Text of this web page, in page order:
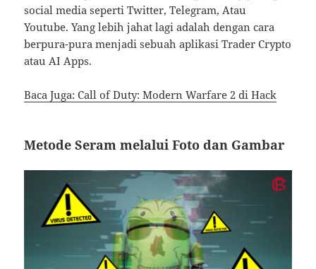
social media seperti Twitter, Telegram, Atau
Youtube. Yang lebih jahat lagi adalah dengan cara
berpura-pura menjadi sebuah aplikasi Trader Crypto
atau AI Apps.
Baca Juga: Call of Duty: Modern Warfare 2 di Hack
Metode Seram melalui Foto dan Gambar